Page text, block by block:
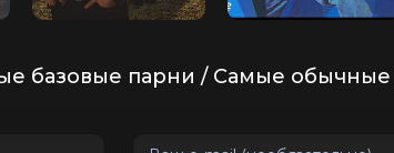
базовые парни / Самые